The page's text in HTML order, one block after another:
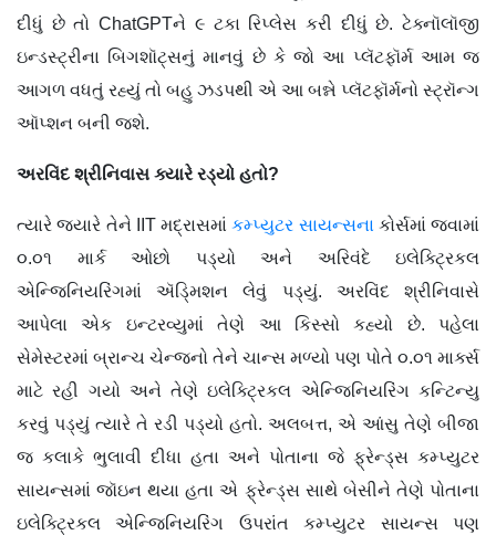
દીધું છે તો ChatGPTને ૯ ટકા રિપ્લેસ કરી દીધું છે. ટેક્નૉલૉજી
ઇન્ડસ્ટ્રીના બિગશૉટ્સનું માનવું છે કે જો આ પ્લૅટફૉર્મ આમ જ
આગળ વધતું રહ્યું તો બહુ ઝડપથી એ આ બન્ને પ્લૅટફૉર્મનો સ્ટ્રૉન્ગ
ઑપ્શન બની જશે.
અરવિંદ શ્રીનિવાસ ક્યારે રડ્યો હતો?
ત્યારે જ્યારે તેને IIT મદ્રાસમાંકમ્પ્યુટર સાયન્સના કોર્સમાં જવામાં
૦.૦૧ માર્ક ઓછો પડ્યો અને અરિવંદે ઇલેક્ટ્રિકલ
એન્જિનિયરિંગમાં ઍડ્‍મિશન લેવું પડ્યું. અરવિંદ શ્રીનિવાસે
આપેલા એક ઇન્ટરવ્યુમાં તેણે આ કિસ્સો કહ્યો છે. પહેલા
સેમેસ્ટરમાં બ્રાન્ચ ચેન્જનો તેને ચાન્સ મળ્યો પણ પોતે ૦.૦૧ માર્ક્સ
માટે રહી ગયો અને તેણે ઇલેક્ટ્રિકલ એન્જિનિયરિંગ કન્ટિન્યુ
કરવું પડ્યું ત્યારે તે રડી પડ્યો હતો. અલબત્ત, એ આંસુ તેણે બીજા
જ કલાકે ભુલાવી દીધા હતા અને પોતાના જે ફ્રેન્ડ્સ કમ્પ્યુટર
સાયન્સમાં જૉઇન થયા હતા એ ફ્રેન્ડ્સ સાથે બેસીને તેણે પોતાના
ઇલેક્ટ્રિકલ એન્જિનિયરિંગ ઉપરાંત કમ્પ્યુટર સાયન્સ પણ